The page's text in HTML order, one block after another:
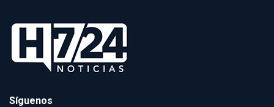
Síguenos